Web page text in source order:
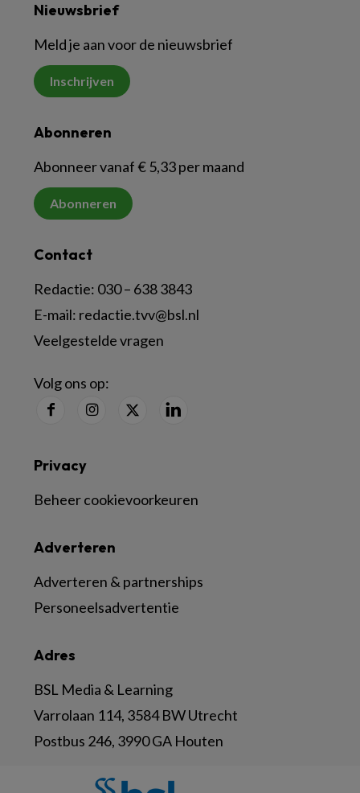
Nieuwsbrief
Meld je aan voor de nieuwsbrief
Inschrijven
Abonneren
Abonneer vanaf € 5,33 per maand
Abonneren
Contact
Redactie: 030 – 638 3843
E-mail: redactie.tvv@bsl.nl
Veelgestelde vragen
Volg ons op:
Adres
BSL Media & Learning
Varrolaan 114, 3584 BW Utrecht
Postbus 246, 3990 GA Houten
Adverteren
Adverteren & partnerships
Personeelsadvertentie
Privacy
Beheer cookievoorkeuren